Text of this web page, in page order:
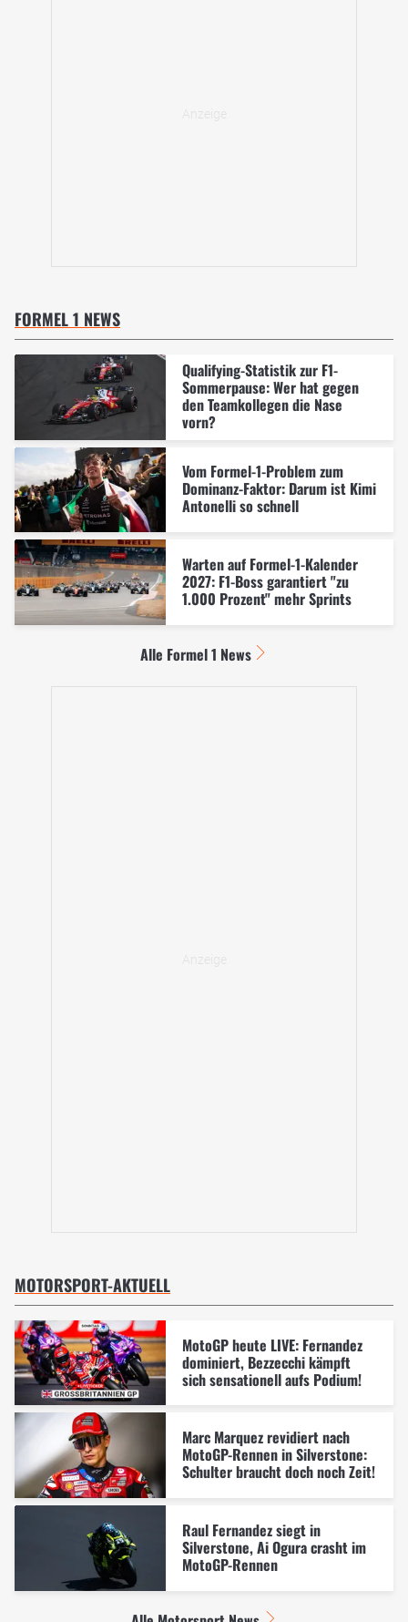
FORMEL 1 NEWS
Qualifying-Statistik zur F1-
Sommerpause: Wer hat gegen
den Teamkollegen die Nase
vorn?
Vom Formel-1-Problem zum
Dominanz-Faktor: Darum ist Kimi
Antonelli so schnell
Warten auf Formel-1-Kalender
2027: F1-Boss garantiert "zu
1.000 Prozent" mehr Sprints
Alle Formel 1 News
MOTORSPORT-AKTUELL
MotoGP heute LIVE: Fernandez
dominiert, Bezzecchi kämpft
sich sensationell aufs Podium!
Marc Marquez revidiert nach
MotoGP-Rennen in Silverstone:
Schulter braucht doch noch Zeit!
Raul Fernandez siegt in
Silverstone, Ai Ogura crasht im
MotoGP-Rennen